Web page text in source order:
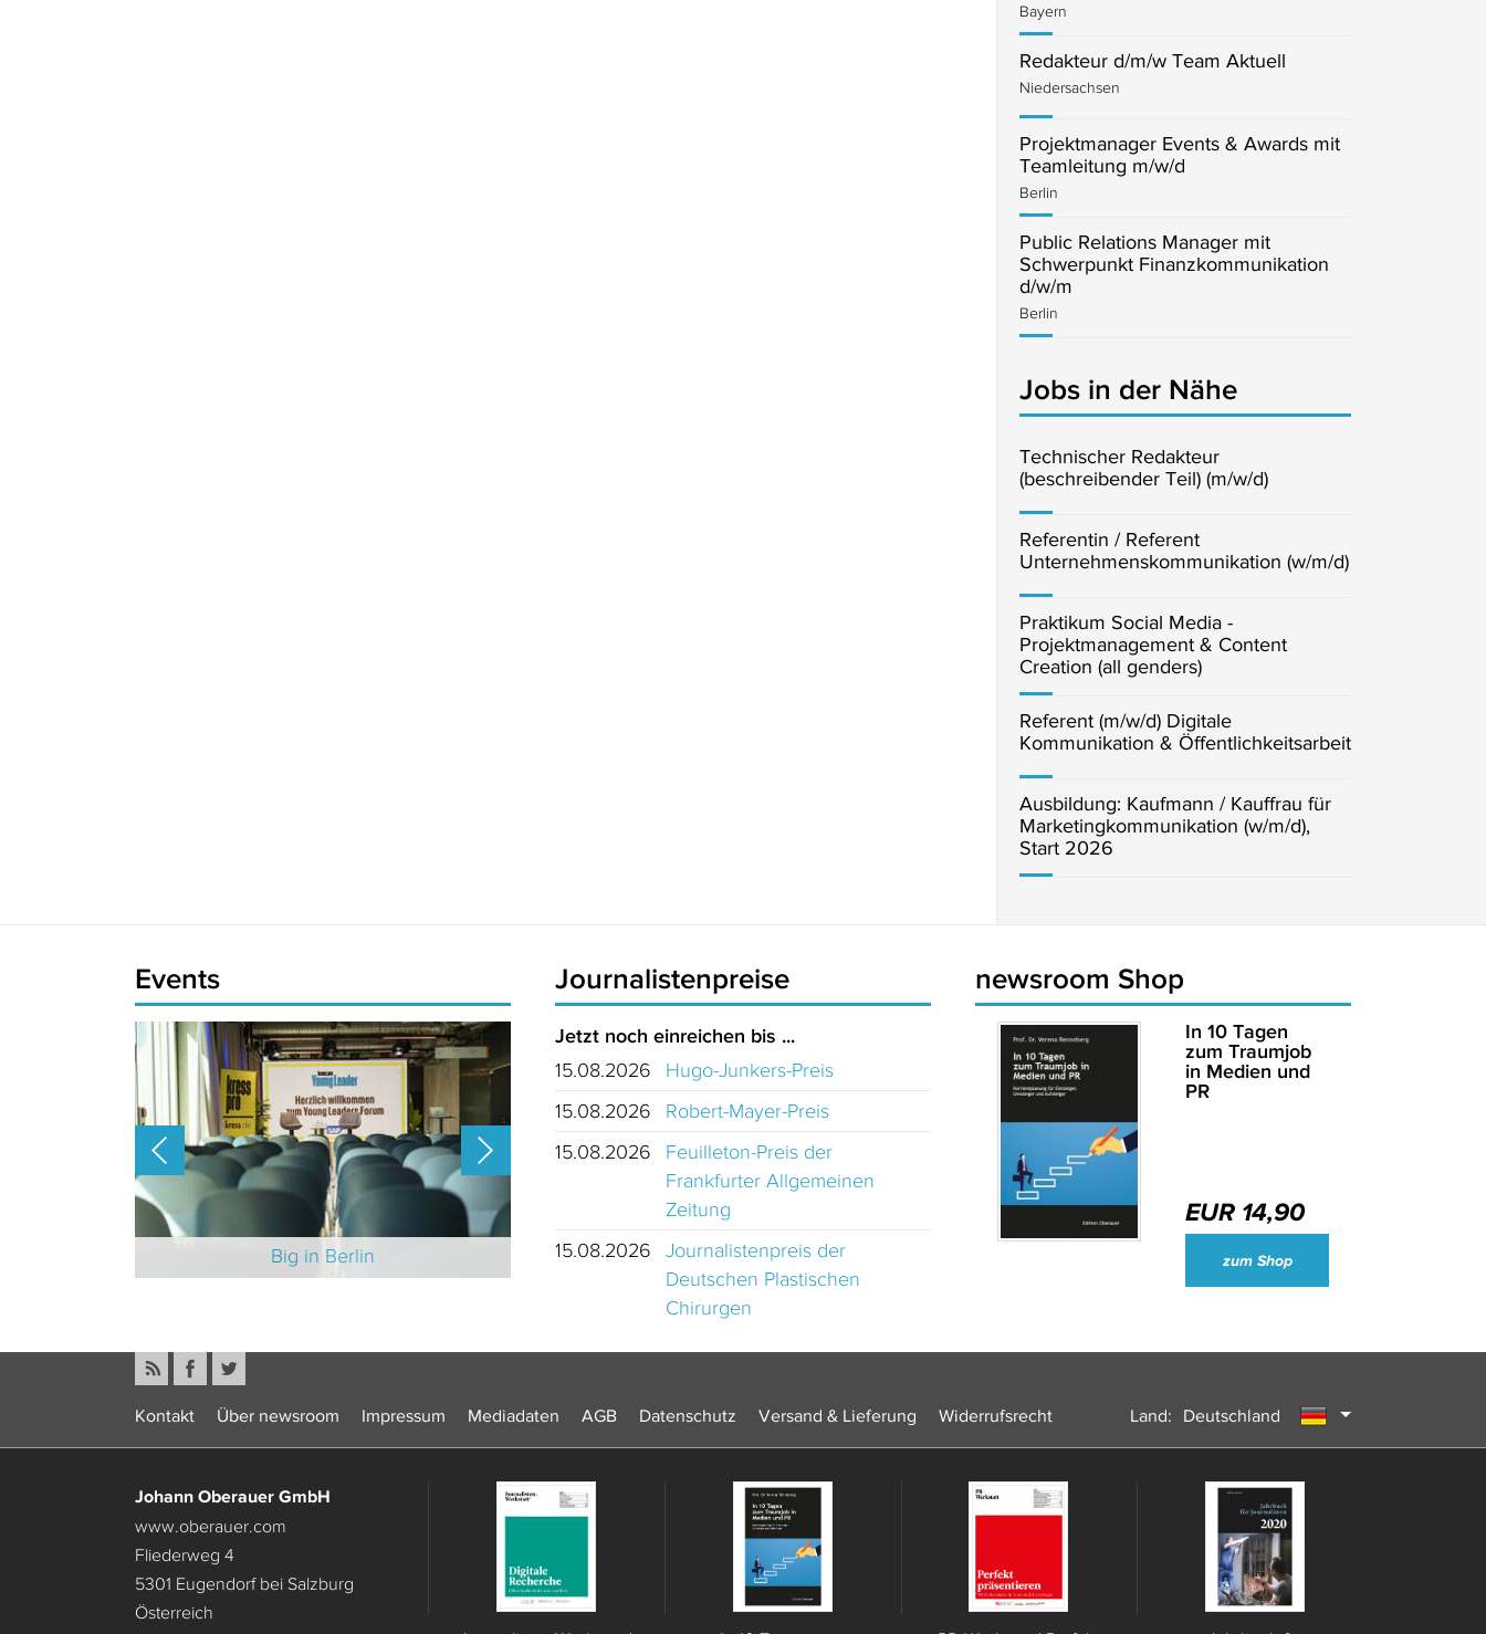
Bayern
Redakteur d/m/w Team Aktuell
Niedersachsen
Projektmanager Events & Awards mit
Teamleitung m/w/d
Berlin
Public Relations Manager mit
Schwerpunkt Finanzkommunikation
d/w/m
Berlin
Jobs in der Nähe
Technischer Redakteur
(beschreibender Teil) (m/w/d)
Referentin / Referent
Unternehmenskommunikation (w/m/d)
Praktikum Social Media -
Projektmanagement & Content
Creation (all genders)
Referent (m/w/d) Digitale
Kommunikation & Öffentlichkeitsarbeit
Ausbildung: Kaufmann / Kauffrau für
Marketingkommunikation (w/m/d),
Start 2026
Events
Big in Berlin Wirtschaftsjournalisten und Unternehmenssprecher des Jahres 2024
Journalistenpreise
Jetzt noch einreichen bis ...
15.08.2026
Hugo-Junkers-Preis
15.08.2026
Robert-Mayer-Preis
15.08.2026
Feuilleton-Preis der
Frankfurter Allgemeinen
Zeitung
15.08.2026
Journalistenpreis der
Deutschen Plastischen
Chirurgen
newsroom Shop
In 10 Tagen
zum Traumjob
in Medien und
PR
EUR 14,90
zum Shop
Kontakt Über newsroom Impressum Mediadaten AGB Datenschutz Versand & Lieferung Widerrufsrecht Land:
Deutschland
Johann Oberauer GmbH
www.oberauer.com
Fliederweg 4
5301 Eugendorf bei Salzburg
Österreich